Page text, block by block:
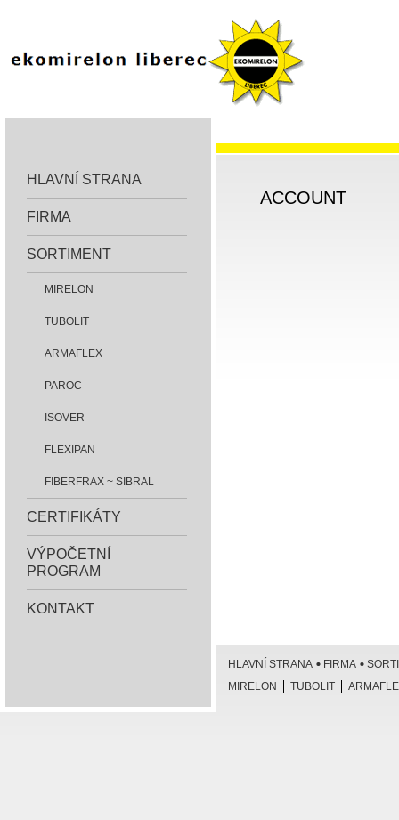
HLAVNÍ STRANA
FIRMA
SORTIMENT
MIRELON
TUBOLIT
ARMAFLEX
PAROC
ISOVER
FLEXIPAN
FIBERFRAX ~ SIBRAL
CERTIFIKÁTY
VÝPOČETNÍ
PROGRAM
KONTAKT
ACCOUNT
HLAVNÍ STRANA FIRMA
MIRELON
TUBOLIT